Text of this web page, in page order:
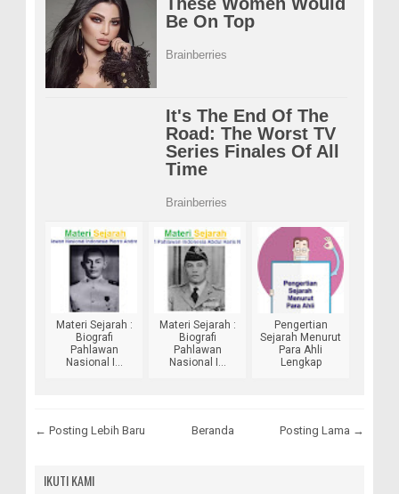
Materi Sejarah :
Biografi
Pahlawan
Nasional I...
Materi Sejarah :
Biografi
Pahlawan
Nasional I...
Pengertian
Sejarah Menurut
Para Ahli
Lengkap
← Posting Lebih Baru Posting Lama →
Beranda
IKUTI KAMI